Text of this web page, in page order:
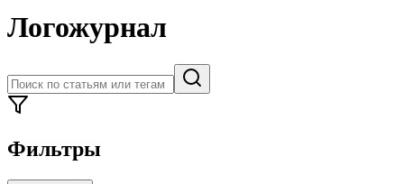
Логожурнал
Фильтры